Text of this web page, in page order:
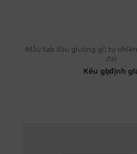
Mẫu tab đầu giường gỗ tự
đại
Kêu gọi định